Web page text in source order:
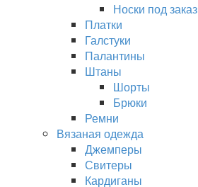
Носки под заказ
Платки
Галстуки
Палантины
Штаны
Шорты
Брюки
Ремни
Вязаная одежда
Джемперы
Свитеры
Кардиганы